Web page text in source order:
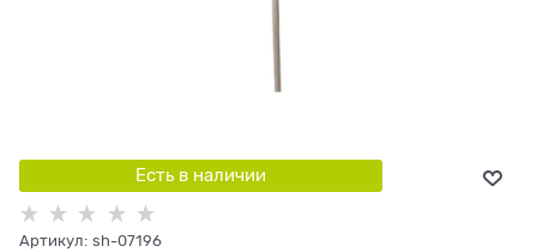
Есть в наличии
Артикул: sh-07196